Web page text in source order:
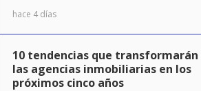
hace 4 días
10 tendencias que transformarán
las agencias inmobiliarias en los
próximos cinco años